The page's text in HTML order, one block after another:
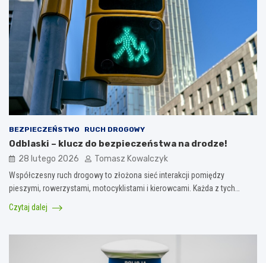
BEZPIECZEŃSTWO RUCH DROGOWY
Odblaski – klucz do bezpieczeństwa na drodze!
28 lutego 2026 Tomasz Kowalczyk
Współczesny ruch drogowy to złożona sieć interakcji pomiędzy
pieszymi, rowerzystami, motocyklistami i kierowcami. Każda z tych…
Czytaj dalej